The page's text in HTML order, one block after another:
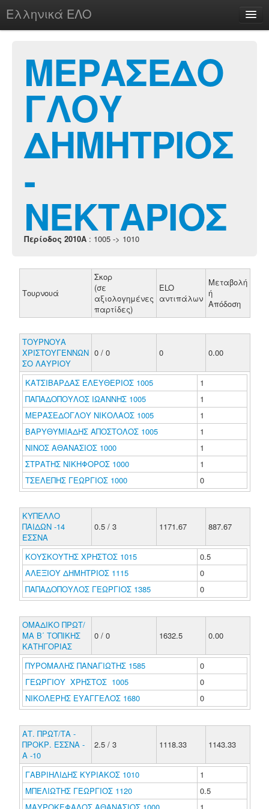
Ελληνικά ΕΛΟ
chesstu.be @ discord
Login
ΜΕΡΑΣΕΔΟ
ΓΛΟΥ
ΔΗΜΗΤΡΙΟΣ
-
ΝΕΚΤΑΡΙΟΣ
Περίοδος 2010A : 1005 -> 1010
Τουρνουά
Σκορ
(σε
αξιολογημένες
παρτίδες)
ELO
αντιπάλων
Μεταβολή
ή
Απόδοση
ΤΟΥΡΝΟΥΑ
ΧΡΙΣΤΟΥΓΕΝΝΩΝ
ΣΟ ΛΑΥΡΙΟΥ
0 / 0 0 0.00
ΚΑΤΣΙΒΑΡΔΑΣ ΕΛΕΥΘΕΡΙΟΣ 1005
1
ΠΑΠΑΔΟΠΟΥΛΟΣ ΙΩΑΝΝΗΣ 1005
1
ΜΕΡΑΣΕΔΟΓΛΟΥ ΝΙΚΟΛΑΟΣ 1005
1
ΒΑΡΥΘΥΜΙΑΔΗΣ ΑΠΟΣΤΟΛΟΣ 1005
1
ΝΙΝΟΣ ΑΘΑΝΑΣΙΟΣ 1000
1
ΣΤΡΑΤΗΣ ΝΙΚΗΦΟΡΟΣ 1000
1
ΤΣΕΛΕΠΗΣ ΓΕΩΡΓΙΟΣ 1000
0
ΚΥΠΕΛΛΟ
ΠΑΙΔΩΝ -14
ΕΣΣΝΑ
0.5 / 3 1171.67 887.67
ΚΟΥΣΚΟΥΤΗΣ ΧΡΗΣΤΟΣ 1015
0.5
ΑΛΕΞΙΟΥ ΔΗΜΗΤΡΙΟΣ 1115
0
ΠΑΠΑΔΟΠΟΥΛΟΣ ΓΕΩΡΓΙΟΣ 1385
0
ΟΜΑΔΙΚΟ ΠΡΩΤ/
ΜΑ Β΄ ΤΟΠΙΚΗΣ
ΚΑΤΗΓΟΡΙΑΣ
0 / 0 1632.5 0.00
ΠΥΡΟΜΑΛΗΣ ΠΑΝΑΓΙΩΤΗΣ 1585
0
ΓΕΩΡΓΙΟΥ ΧΡΗΣΤΟΣ 1005
0
ΝΙΚΟΛΕΡΗΣ ΕΥΑΓΓΕΛΟΣ 1680
0
ΑΤ. ΠΡΩΤ/ΤΑ -
ΠΡΟΚΡ. ΕΣΣΝΑ -
Α -10
2.5 / 3 1118.33 1143.33
ΓΑΒΡΙΗΛΙΔΗΣ ΚΥΡΙΑΚΟΣ 1010
1
ΜΠΕΛΙΩΤΗΣ ΓΕΩΡΓΙΟΣ 1120
0.5